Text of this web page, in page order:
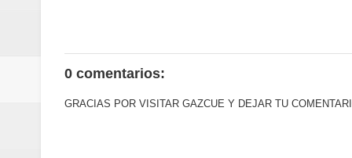
0 comentarios:
GRACIAS POR VISITAR GAZCUE Y DEJAR TU